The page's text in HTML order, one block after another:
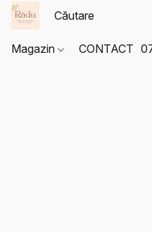
Magazin CONTACT